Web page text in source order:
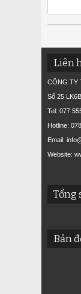
Liên
CÔNG TY
Số 25
Tel: 077
Hotline:
Email:
Website:
Tổng
Bản